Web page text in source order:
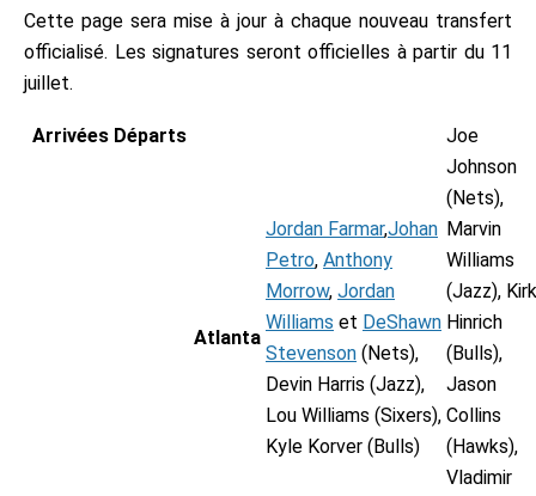
Award
NBA
de la semaine
WNBA
WNBA
Cette page sera mise à jour à chaque nouveau transfert
officialisé. Les signatures seront officielles à partir du 11
juillet.
Arrivées Départs
Atlanta
Jordan Farmar,Johan
Petro, Anthony
Morrow, Jordan
Williams et DeShawn
Stevenson (Nets),
Devin Harris (Jazz),
Lou Williams (Sixers),
Kyle Korver (Bulls)
Joe
Johnson
(Nets),
Marvin
Williams
(Jazz), Kirk
Hinrich
(Bulls),
Jason
Collins
(Hawks),
Vladimir